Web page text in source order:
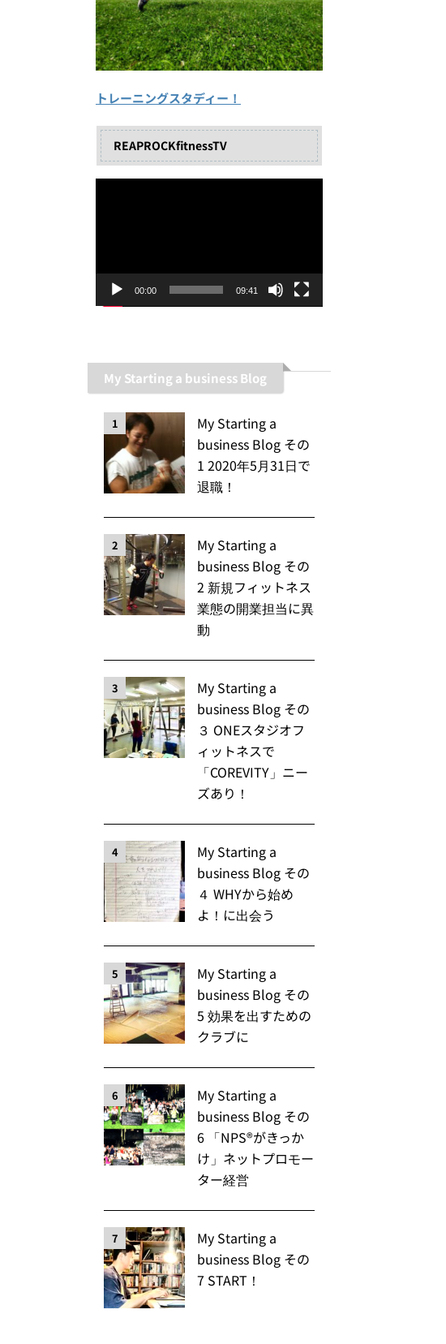
トレーニングスタディー！
REAPROCKfitnessTV
ー
00:00 09:41
My Starting a business Blog
1
My Starting a
business Blog その
1 2020年5月31日で
退職！
2
My Starting a
business Blog その
2 新規フィットネス
業態の開業担当に異
動
3
My Starting a
business Blog その
３ ONEスタジオフ
ィットネスで
「COREVITY」ニー
ズあり！
4
My Starting a
business Blog その
４ WHYから始め
よ！に出会う
5
My Starting a
business Blog その
5 効果を出すための
クラブに
6
My Starting a
business Blog その
6 「NPS®️がきっか
け」ネットプロモー
ター経営
7
My Starting a
business Blog その
7 START！